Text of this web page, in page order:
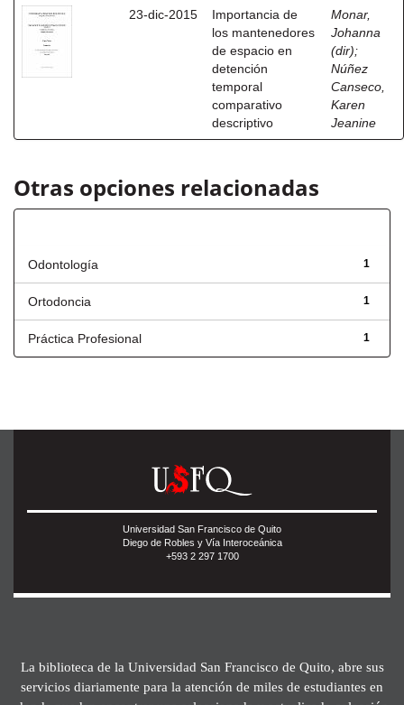
23-dic-2015
Importancia de
los mantenedores
de espacio en
detención
temporal
comparativo
descriptivo
Monar,
Johanna
(dir);
Núñez
Canseco,
Karen
Jeanine
Otras opciones relacionadas
1
Odontología
1
Ortodoncia
1
Práctica Profesional
Universidad San Francisco de Quito
Diego de Robles y Vía Interoceánica
+593 2 297 1700
La biblioteca de la Universidad San Francisco de Quito, abre sus
servicios diariamente para la atención de miles de estudiantes en